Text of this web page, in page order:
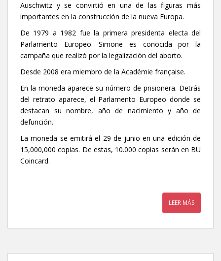
Auschwitz y se convirtió en una de las figuras más
importantes en la construcción de la nueva Europa.
De 1979 a 1982 fue la primera presidenta electa del
Parlamento Europeo. Simone es conocida por la
campaña que realizó por la legalización del aborto.
Desde 2008 era miembro de la Académie française.
En la moneda aparece su número de prisionera. Detrás
del retrato aparece, el Parlamento Europeo donde se
destacan su nombre, año de nacimiento y año de
defunción.
La moneda se emitirá el 29 de junio en una edición de
15,000,000 copias. De estas, 10.000 copias serán en BU
Coincard.
LEER MÁS